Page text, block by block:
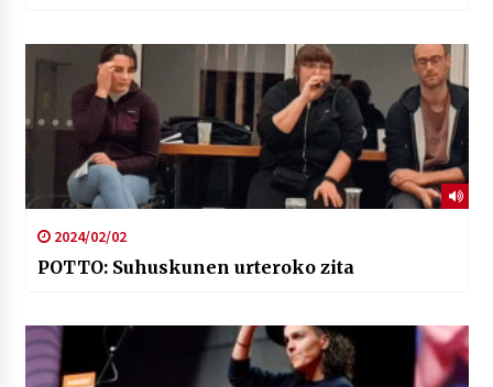
2024/02/02
POTTO: Suhuskunen urteroko zita